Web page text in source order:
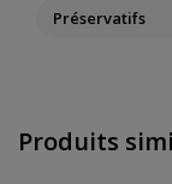
Préservatifs
Produits